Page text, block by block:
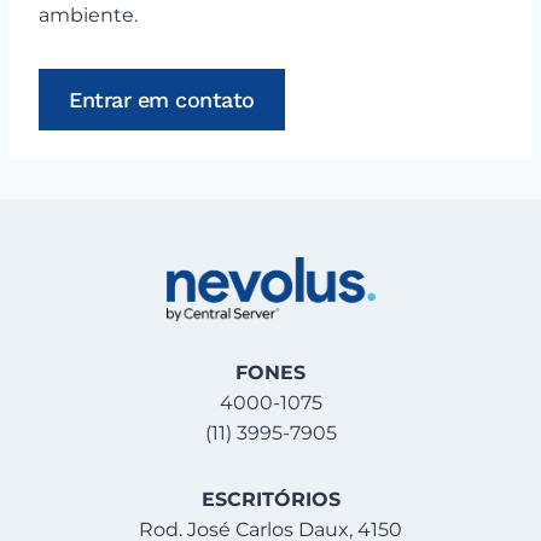
ambiente.
Entrar em contato
FONES
4000-1075
(11) 3995-7905
ESCRITÓRIOS
Rod. José Carlos Daux, 4150